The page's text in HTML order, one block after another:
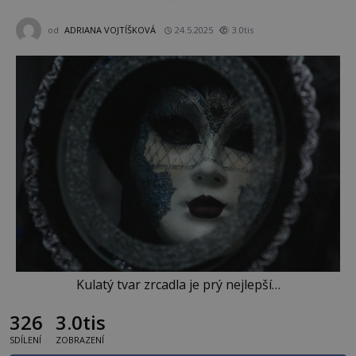
od ADRIANA VOJTÍŠKOVÁ 24.5.2025 3.0tis
Kulatý tvar zrcadla je prý nejlepší…
326
SDÍLENÍ
3.0tis
ZOBRAZENÍ